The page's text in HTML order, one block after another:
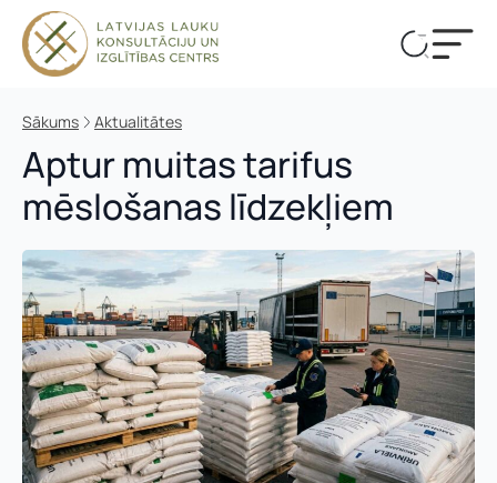
Sākums Aktualitātes
Aptur muitas tarifus
mēslošanas līdzekļiem